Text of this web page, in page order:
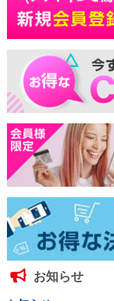
お知らせ